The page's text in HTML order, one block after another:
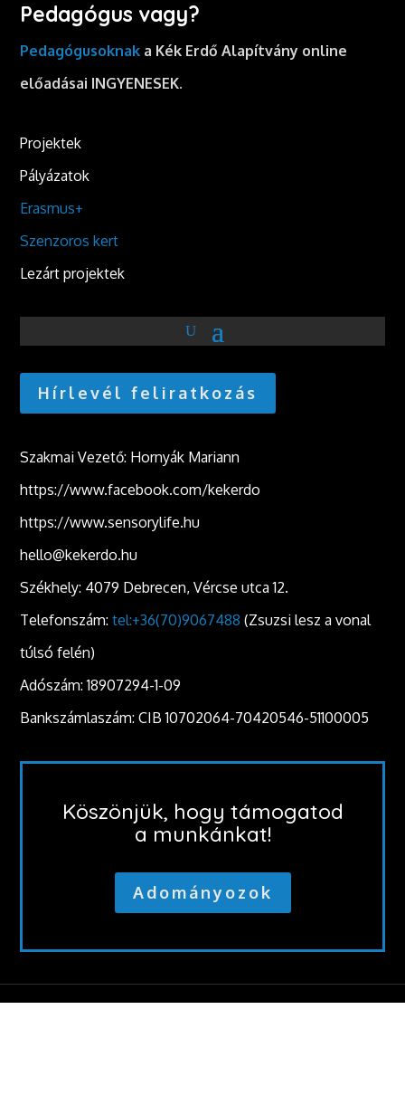
Pedagógus vagy?
Pedagógusoknak a Kék Erdő Alapítvány online
előadásai INGYENESEK.
Projektek
Pályázatok
Erasmus+
Szenzoros kert
Lezárt projektek
Hírlevél feliratkozás
Szakmai Vezető: Hornyák Mariann
https://www.facebook.com/kekerdo
https://www.sensorylife.hu
hello@kekerdo.hu
Székhely: 4079 Debrecen, Vércse utca 12.
Telefonszám:tel:+36(70)9067488 (Zsuzsi lesz a vonal
túlsó felén)
Adószám: 18907294-1-09
Bankszámlaszám: CIB 10702064-70420546-51100005
Köszönjük, hogy támogatod
a munkánkat!
Adományozok